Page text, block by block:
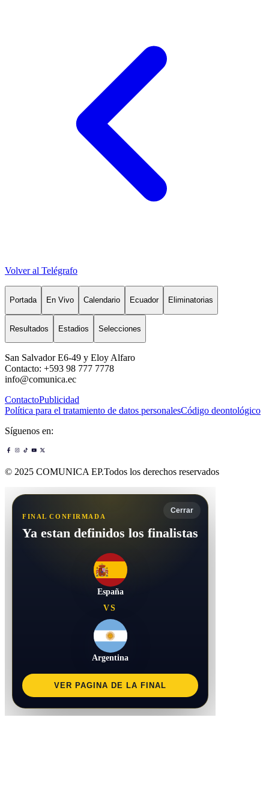
Volver al Telégrafo
Portada En Vivo Calendario Ecuador Eliminatorias
Resultados Estadios Selecciones
San Salvador E6-49 y Eloy Alfaro
Contacto: +593 98 777 7778
info@comunica.ec
ContactoPublicidad
Política para el tratamiento de datos personalesCódigo deontológico
Síguenos en:
© 2025 COMUNICA EP.Todos los derechos reservados
Cerrar
FINAL CONFIRMADA
Ya estan definidos los finalistas
España
VS
Argentina
VER PAGINA DE LA FINAL